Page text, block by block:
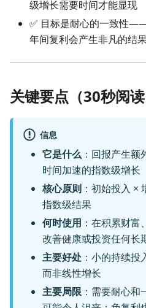
级增长需要时间才能显现
✅ 目标是耐心的一致性
年间复利会产生非凡的结
关键要点（30秒阅读
信息
它是什么 ：回报产生
时间加速的指数级增长
核心原则 ：初始投入 ×
指数级结果
何时使用 ：在积累财富
改善健康或投资任何长
主要好处 ：小的持续
而非线性增长
主要局限 ：需要耐心